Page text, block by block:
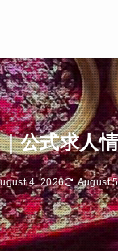
公式求人
4, 2026 August